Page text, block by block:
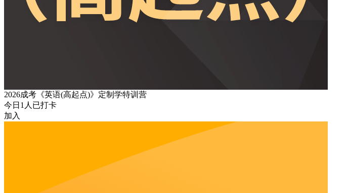
2026成考《英语(高起点)》定制学特训营
今日 1 人已打卡
加入